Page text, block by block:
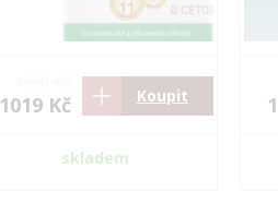
1019 Kč Koupit
skladem